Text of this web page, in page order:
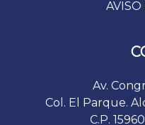
AVISO
Av.
Col. El Parque.
C.P.